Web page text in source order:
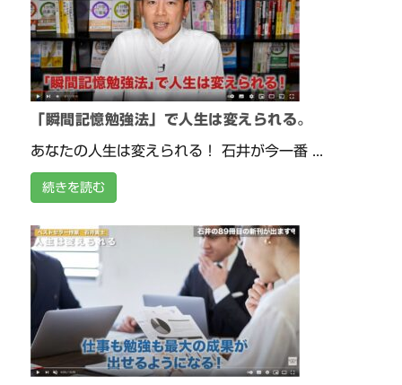
「瞬間記憶勉強法」で人生は変えられる。
あなたの人生は変えられる！ 石井が今一番 ...
続きを読む